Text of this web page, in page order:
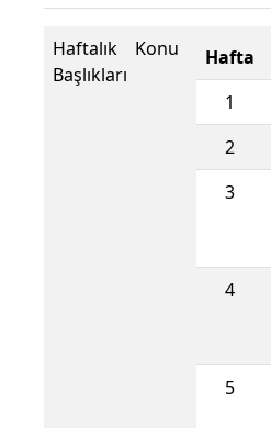
Haftalık Konu
Başlıkları
Hafta
1
2
3
4
5